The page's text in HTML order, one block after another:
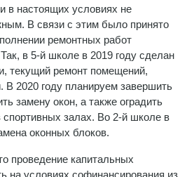
в настоящих условиях не
В связи с этим было принято
ремонтных работ
в 5-й школе в 2019 году сделан
текущий ремонт помещений,
В 2020 году планируем завершить
замену окон, а также оградить
залах. Во 2-й школе в
оконных блоков.
проведение капитальных
на условиях софинансирования из